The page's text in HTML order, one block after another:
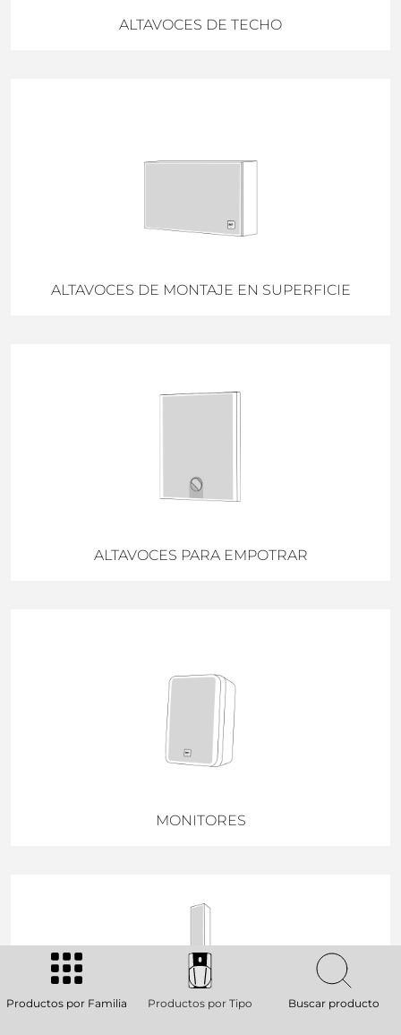
ALTAVOCES DE TECHO
ALTAVOCES DE MONTAJE EN SUPERFICIE
ALTAVOCES PARA EMPOTRAR
MONITORES
Productos por Familia Productos por Tipo Buscar producto